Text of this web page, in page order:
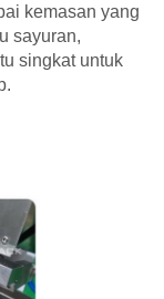
kemasan yang
sayuran,
singkat untuk